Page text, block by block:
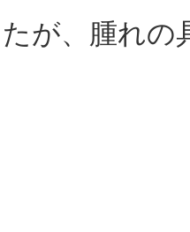
が、腫れの